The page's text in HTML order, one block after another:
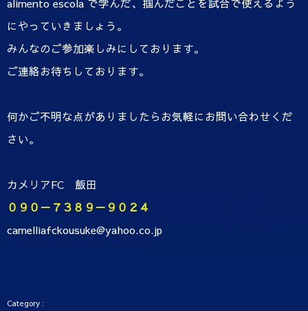
にやっていきましょう。
みんなのご参加楽しみにしております。
ご連絡お待ちしております。
何かご不明な点がありましたらお気軽にお問い合わせくだ
さい。
カメリアFC 飯田
０９０－７３８９－９０２４
camelliafckousuke@yahoo.co.jp